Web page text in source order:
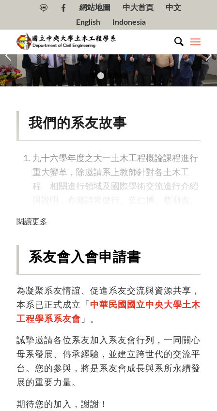
網站地圖 中大首頁
中文
English
Indonesia
下一頁
2 3 4
我們的系友故事
九十六學年度之大一土木工程概論課程進行
重大變革，除邀請系上教師針對各土木工
程 相關進行領域及國際學術交流進行介紹
往系友們所服務之單位進行參訪活動，在此
宏逵、沈怡君、張肇華；中興工程：羅薪
又、吳金郎、陳立儒；亞新工程：王劍虹、
蘇鼎鈞；潤泰建設：張皓傑、傅國珍；縣政
樹根、俞清翰；國家新建工程局工務組：曾
家祥；高公局：黃一平；高鐵局：何憲楨；
公路局：洪慶華；北水局：李永安、張庭
華；捷運局：吳沛軫。
自九十六年度起本系開始參與中華工程認證
閱讀更多
系友會入會申請書
為凝聚系友情誼、促進系友交流與資源共享，
本系已正式成立「 中華民國國立中央大學土木
工程學系系友會 」。
誠摯邀請各位系友加入系友會行列，一同關心
母系發展、傳承經驗，並建立跨世代的交流平
台。您的參與，將是系友會成長與系所永續發
展的重要力量。
期待您的加入，謝謝！